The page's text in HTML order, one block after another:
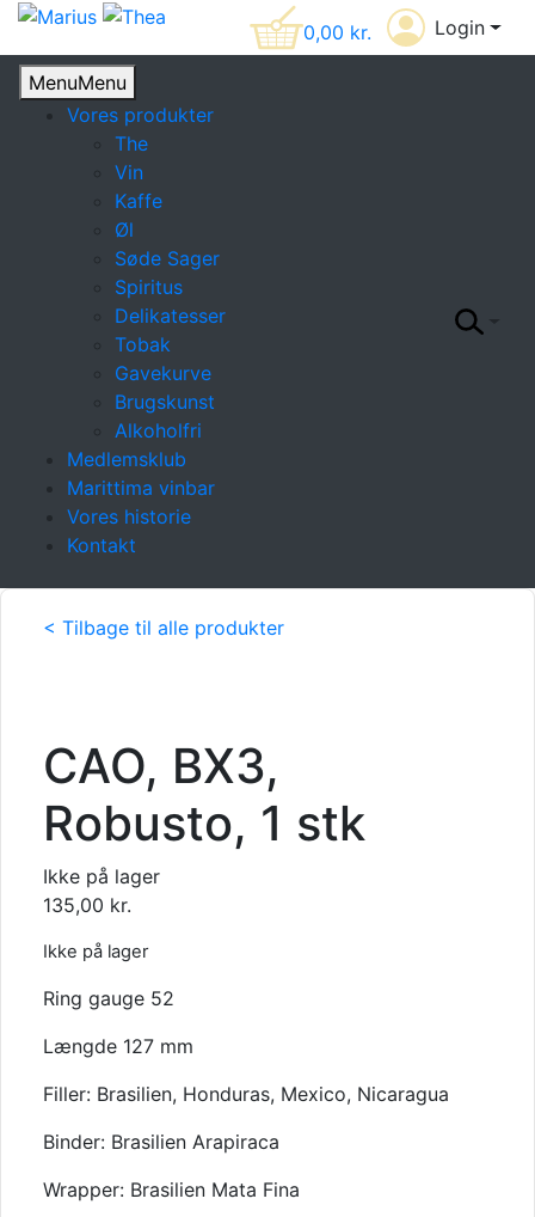
0,00 kr. Login
MenuMenu
Vores produkter
The
Vin
Kaffe
Øl
Søde Sager
Spiritus
Delikatesser
Tobak
Gavekurve
Brugskunst
Alkoholfri
Medlemsklub
Marittima vinbar
Vores historie
Kontakt
< Tilbage til alle produkter
CAO, BX3,
Robusto, 1 stk
Ikke på lager
135,00 kr.
Ikke på lager
Ring gauge 52
Længde 127 mm
Filler: Brasilien, Honduras, Mexico, Nicaragua
Binder: Brasilien Arapiraca
Wrapper: Brasilien Mata Fina